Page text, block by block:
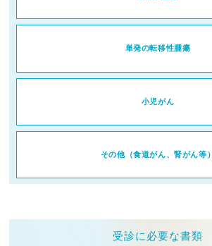
単発の転移性腫瘍
小児がん
その他（食道がん、腎がん等）
受診に必要な書類